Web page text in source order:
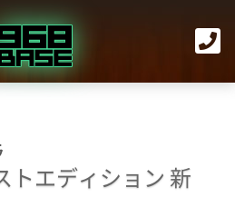
エディション 新